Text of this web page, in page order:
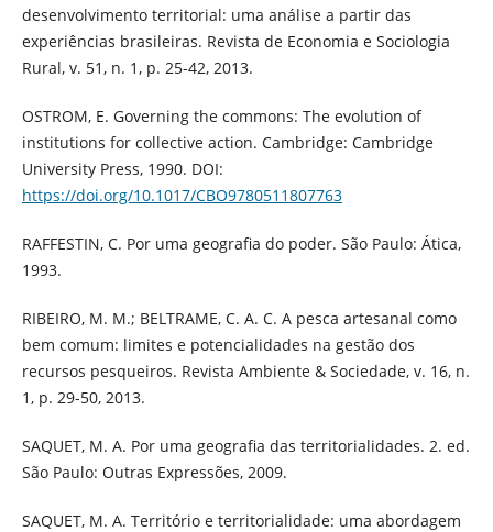
desenvolvimento territorial: uma análise a partir das
experiências brasileiras. Revista de Economia e Sociologia
Rural, v. 51, n. 1, p. 25-42, 2013.
OSTROM, E. Governing the commons: The evolution of
institutions for collective action. Cambridge: Cambridge
University Press, 1990. DOI:
https://doi.org/10.1017/CBO9780511807763
RAFFESTIN, C. Por uma geografia do poder. São Paulo: Ática,
1993.
RIBEIRO, M. M.; BELTRAME, C. A. C. A pesca artesanal como
bem comum: limites e potencialidades na gestão dos
recursos pesqueiros. Revista Ambiente & Sociedade, v. 16, n.
1, p. 29-50, 2013.
SAQUET, M. A. Por uma geografia das territorialidades. 2. ed.
São Paulo: Outras Expressões, 2009.
SAQUET, M. A. Território e territorialidade: uma abordagem